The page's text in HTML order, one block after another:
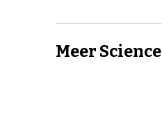
Meer Science